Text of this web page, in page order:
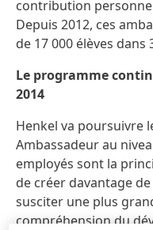
contribution
Depuis 2012, ces
de 17 000 élèves dans
Le programme
2014
Henkel va poursuivre
Ambassadeur au
employés sont la
de créer davantage
susciter une plus
compréhension du